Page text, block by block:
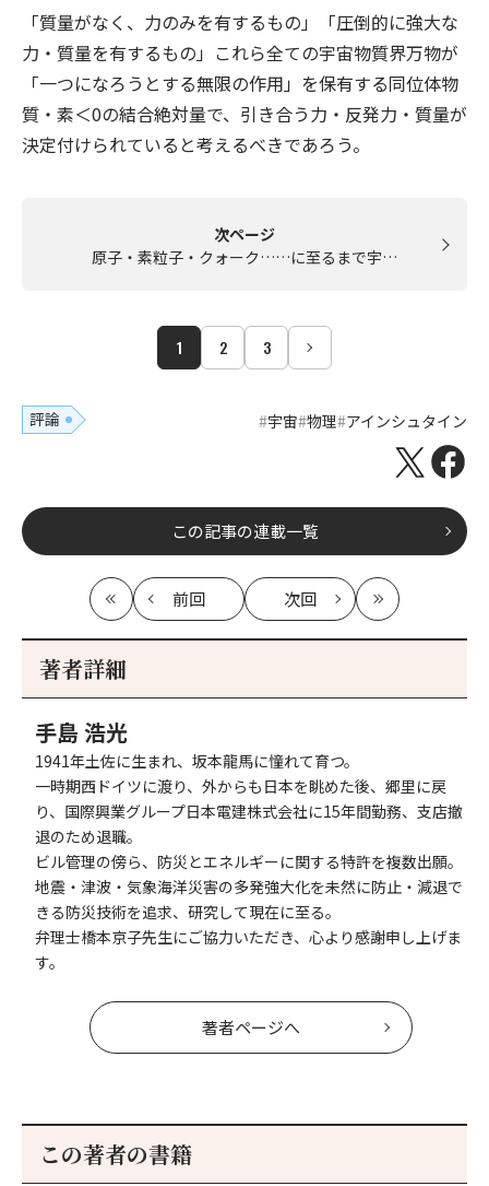
「質量がなく、力のみを有するもの」「圧倒的に強大な
力・質量を有するもの」これら全ての宇宙物質界万物が
「一つになろうとする無限の作用」を保有する同位体物
質・素＜0の結合絶対量で、引き合う力・反発力・質量が
決定付けられていると考えるべきであろう。
次ページ
原子・素粒子・クォーク……に至るまで宇…
1 2 3
評論 宇宙 物理 アインシュタイン
この記事の連載一覧
最
初
前回
記
次回
記
最
新
著者詳細
手島 浩光
1941年土佐に生まれ、坂本龍馬に憧れて育つ。
一時期西ドイツに渡り、外からも日本を眺めた後、郷里に戻
り、国際興業グループ日本電建株式会社に15年間勤務、支店撤
退のため退職。
ビル管理の傍ら、防災とエネルギーに関する特許を複数出願。
地震・津波・気象海洋災害の多発強大化を未然に防止・減退で
きる防災技術を追求、研究して現在に至る。
弁理士橋本京子先生にご協力いただき、心より感謝申し上げま
す。
著者ページへ
この著者の書籍